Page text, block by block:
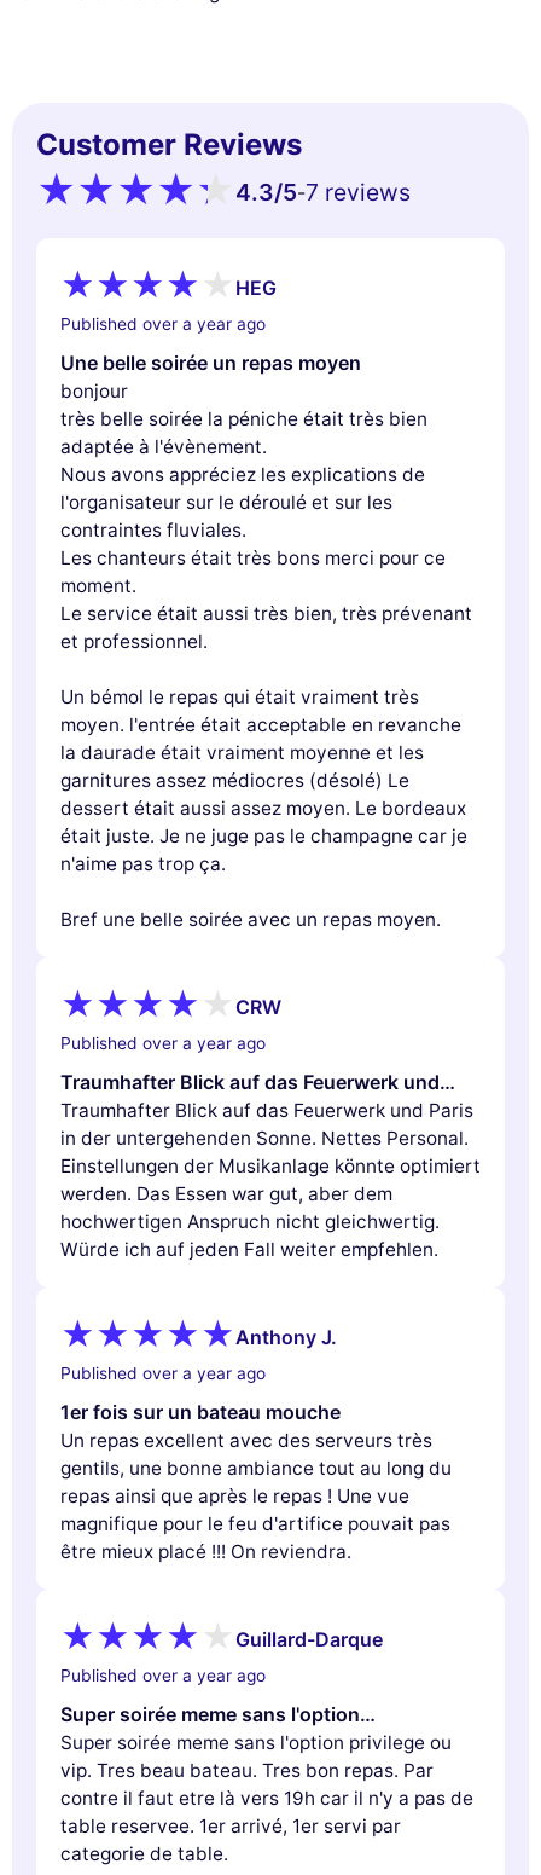
Customer Reviews
4.3/5-7 reviews
HEG
Published over a year ago
Une belle soirée un repas moyen
bonjour
très belle soirée la péniche était très bien
adaptée à l'évènement.
Nous avons appréciez les explications de
l'organisateur sur le déroulé et sur les
contraintes fluviales.
Les chanteurs était très bons merci pour ce
moment.
Le service était aussi très bien, très prévenant
et professionnel.
Un bémol le repas qui était vraiment très
moyen. l'entrée était acceptable en revanche
la daurade était vraiment moyenne et les
garnitures assez médiocres (désolé) Le
dessert était aussi assez moyen. Le bordeaux
était juste. Je ne juge pas le champagne car je
n'aime pas trop ça.
Bref une belle soirée avec un repas moyen.
CRW
Published over a year ago
Traumhafter Blick auf das Feuerwerk und…
Traumhafter Blick auf das Feuerwerk und Paris
in der untergehenden Sonne. Nettes Personal.
Einstellungen der Musikanlage könnte optimiert
werden. Das Essen war gut, aber dem
hochwertigen Anspruch nicht gleichwertig.
Würde ich auf jeden Fall weiter empfehlen.
Anthony J.
Published over a year ago
1er fois sur un bateau mouche
Un repas excellent avec des serveurs très
gentils, une bonne ambiance tout au long du
repas ainsi que après le repas ! Une vue
magnifique pour le feu d'artifice pouvait pas
être mieux placé !!! On reviendra.
Guillard-Darque
Published over a year ago
Super soirée meme sans l'option…
Super soirée meme sans l'option privilege ou
vip. Tres beau bateau. Tres bon repas. Par
contre il faut etre là vers 19h car il n'y a pas de
table reservee. 1er arrivé, 1er servi par
categorie de table.